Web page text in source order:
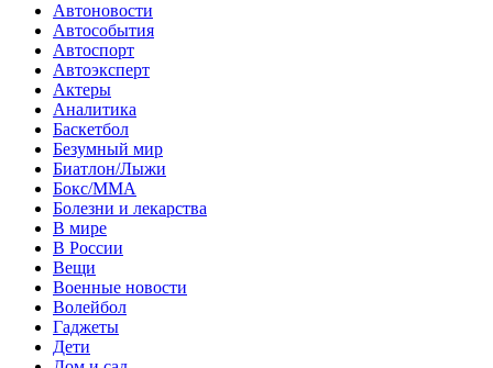
Автоновости
Автособытия
Автоспорт
Автоэксперт
Актеры
Аналитика
Баскетбол
Безумный мир
Биатлон/Лыжи
Бокс/MMA
Болезни и лекарства
В мире
В России
Вещи
Военные новости
Волейбол
Гаджеты
Дети